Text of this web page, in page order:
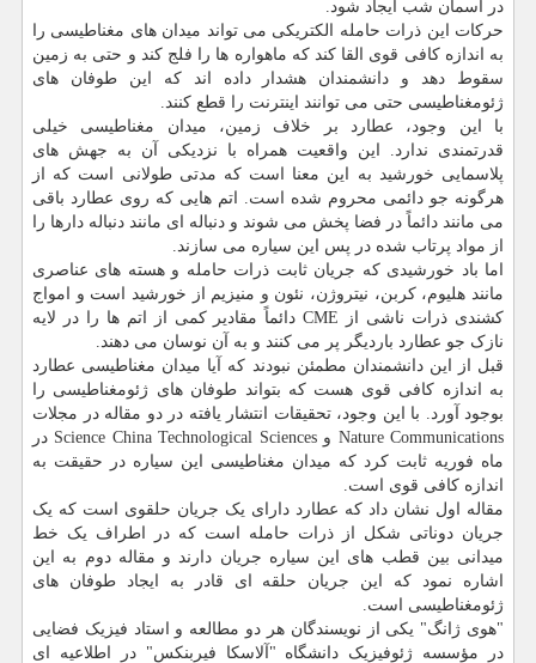
در آسمان شب ایجاد شود.
حرکات این ذرات حامله الکتریکی می تواند میدان های مغناطیسی را
به اندازه کافی قوی القا کند که ماهواره ها را فلج کند و حتی به زمین
سقوط دهد و دانشمندان هشدار داده اند که این طوفان های
ژئومغناطیسی حتی می توانند اینترنت را قطع کنند.
با این وجود، عطارد بر خلاف زمین، میدان مغناطیسی خیلی
قدرتمندی ندارد. این واقعیت همراه با نزدیکی آن به جهش های
پلاسمایی خورشید به این معنا است که مدتی طولانی است که از
هرگونه جو دائمی محروم شده است. اتم هایی که روی عطارد باقی
می مانند دائماً در فضا پخش می شوند و دنباله ای مانند دنباله دارها را
از مواد پرتاب شده در پس این سیاره می سازند.
اما باد خورشیدی که جریان ثابت ذرات حامله و هسته های عناصری
مانند هلیوم، کربن، نیتروژن، نئون و منیزیم از خورشید است و امواج
کشندی ذرات ناشی از CME دائماً مقادیر کمی از اتم ها را در لایه
نازک جو عطارد باردیگر پر می کنند و به آن نوسان می دهند.
قبل از این دانشمندان مطمئن نبودند که آیا میدان مغناطیسی عطارد
به اندازه کافی قوی هست که بتواند طوفان های ژئومغناطیسی را
بوجود آورد. با این وجود، تحقیقات انتشار یافته در دو مقاله در مجلات
Nature Communications و Science China Technological Sciences در
ماه فوریه ثابت کرد که میدان مغناطیسی این سیاره در حقیقت به
اندازه کافی قوی است.
مقاله اول نشان داد که عطارد دارای یک جریان حلقوی است که یک
جریان دوناتی شکل از ذرات حامله است که در اطراف یک خط
میدانی بین قطب های این سیاره جریان دارند و مقاله دوم به این
اشاره نمود که این جریان حلقه ای قادر به ایجاد طوفان های
ژئومغناطیسی است.
"هوی ژانگ" یکی از نویسندگان هر دو مطالعه و استاد فیزیک فضایی
در مؤسسه ژئوفیزیک دانشگاه "آلاسکا فیربنکس" در اطلاعیه ای